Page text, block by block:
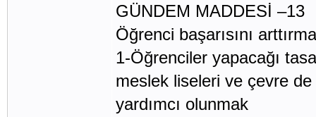
GÜNDEM MADDESİ –13
Öğrenci başarısını
1-Öğrenciler yapacağı
meslek liseleri ve çevre
yardımcı olunmak